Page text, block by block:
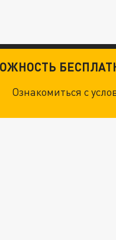
Ознакомиться с